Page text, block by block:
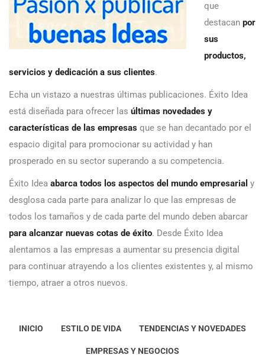
que
destacan por
sus
productos,
servicios y dedicación a sus clientes.
Echa un vistazo a nuestras últimas publicaciones. Éxito Idea
está diseñada para ofrecer las últimas novedades y
características de las empresas que se han decantado por el
espacio digital para promocionar su actividad y han
prosperado en su sector superando a su competencia.
Éxito Idea abarca todos los aspectos del mundo empresarial y
desglosa cada parte para analizar lo que las empresas de
todos los tamaños y de cada parte del mundo deben abarcar
para alcanzar nuevas cotas de éxito. Desde Éxito Idea
alentamos a las empresas a aumentar su presencia digital
para continuar atrayendo a los clientes existentes y, al mismo
tiempo, atraer a otros nuevos.
INICIO ESTILO DE VIDA TENDENCIAS Y NOVEDADES
EMPRESAS Y NEGOCIOS